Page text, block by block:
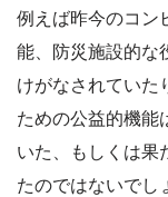
例えば昨今のコン
能、防災施設的な
けがなされていた
ための公益的機能
いた、もしくは果
たのではないでし